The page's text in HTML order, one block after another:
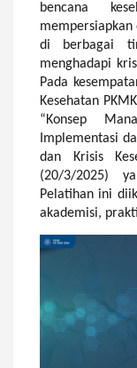
bencana
mempersiapkan
di berbagai
menghadapi
Pada
Kesehatan
“Konsep
Implementasi
dan Krisis
(20/3/2025)
Pelatihan ini
akademisi,